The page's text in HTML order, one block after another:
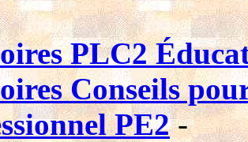
PLC2
Conseils
PE2-